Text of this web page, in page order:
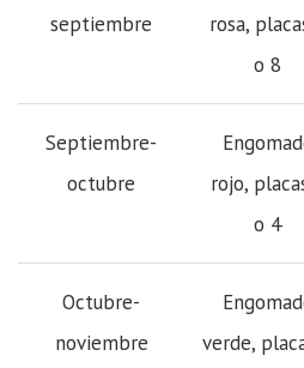
septiembre
rosa,
o 8
Septiembre-
octubre
rojo,
o 4
Octubre-
noviembre
verde,